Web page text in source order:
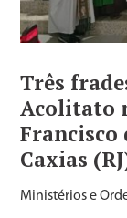
Três
Acolitato
Francisco
Caxias
Ministérios e